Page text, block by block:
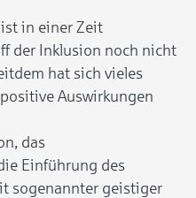
in einer Zeit
der Inklusion noch nicht
hat sich vieles
Auswirkungen
das
Einführung des
sogenannter geistiger